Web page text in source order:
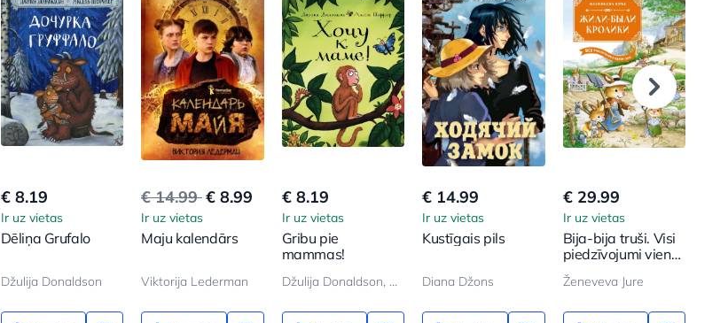
€ 8.19
Ir uz vietas
Dēliņa Grufalo
Džulija Donaldson
€ 14.99€ 8.99
Ir uz vietas
Maju kalendārs
Viktorija Lederman
€ 8.19
Ir uz vietas
Gribu pie
mammas!
Džulija Donaldson, Aksel Šeffler
€ 14.99
Ir uz vietas
Kustīgais pils
Diana Džons
€ 29.99
Ir uz vietas
Bija-bija truši. Visi
piedzīvojumi vienā
Ženeveva Jure